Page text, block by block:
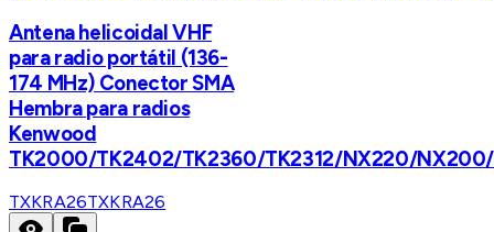
Antena helicoidal VHF
para radio portátil (136-
174 MHz) Conector SMA
Hembra para radios
Kenwood
TK2000/TK2402/TK2360/TK2312/NX220/
TXKRA26TXKRA26